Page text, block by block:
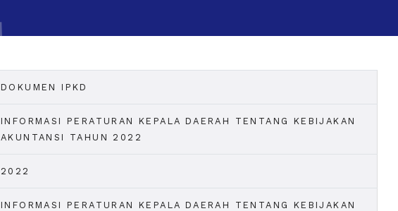
DOKUMEN IPKD
INFORMASI PERATURAN KEPALA DAERAH TENTANG KEBIJAKAN
AKUNTANSI TAHUN 2022
2022
INFORMASI PERATURAN KEPALA DAERAH TENTANG KEBIJAKAN